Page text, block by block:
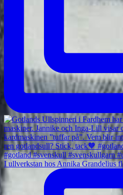
I ullverkstan hos Annika Grandelius